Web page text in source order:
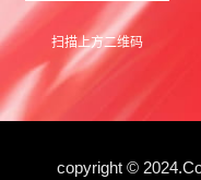
扫描上方二维码
copyright ©